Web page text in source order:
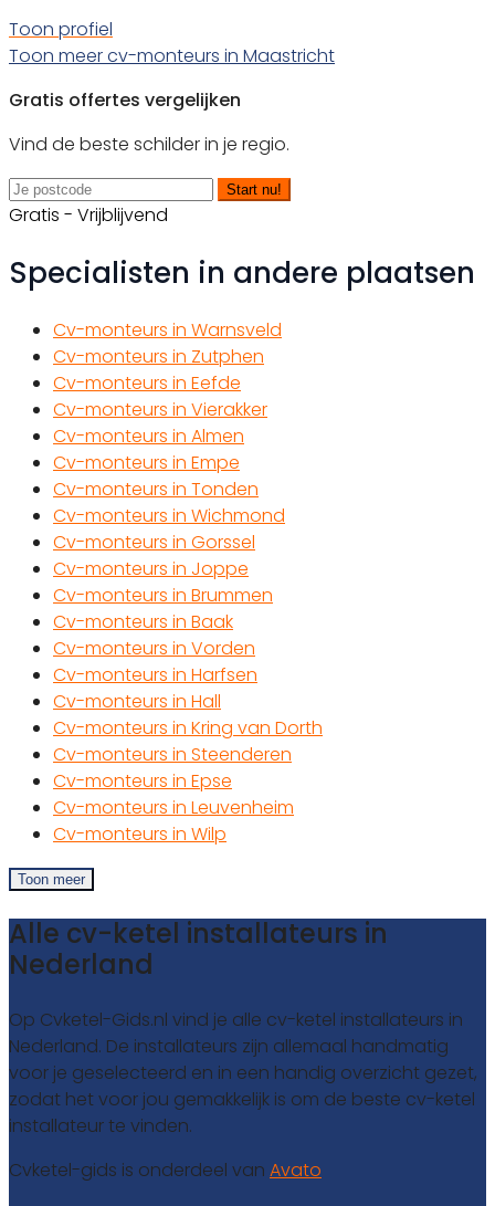
Toon profiel
Toon meer cv-monteurs in Maastricht
Gratis offertes vergelijken
Vind de beste schilder in je regio.
Start nu!
Gratis - Vrijblijvend
Specialisten in andere plaatsen
Cv-monteurs in Warnsveld
Cv-monteurs in Zutphen
Cv-monteurs in Eefde
Cv-monteurs in Vierakker
Cv-monteurs in Almen
Cv-monteurs in Empe
Cv-monteurs in Tonden
Cv-monteurs in Wichmond
Cv-monteurs in Gorssel
Cv-monteurs in Joppe
Cv-monteurs in Brummen
Cv-monteurs in Baak
Cv-monteurs in Vorden
Cv-monteurs in Harfsen
Cv-monteurs in Hall
Cv-monteurs in Kring van Dorth
Cv-monteurs in Steenderen
Cv-monteurs in Epse
Cv-monteurs in Leuvenheim
Cv-monteurs in Wilp
Toon meer
Alle cv-ketel installateurs in
Nederland
Op Cvketel-Gids.nl vind je alle cv-ketel installateurs in
Nederland. De installateurs zijn allemaal handmatig
voor je geselecteerd en in een handig overzicht gezet,
zodat het voor jou gemakkelijk is om de beste cv-ketel
installateur te vinden.
Cvketel-gids is onderdeel van Avato